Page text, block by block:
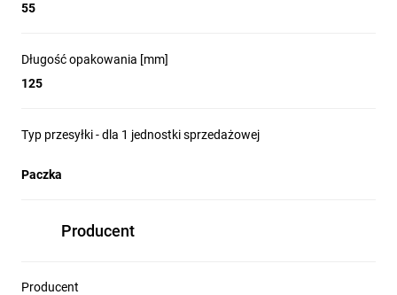
55
Długość opakowania [mm]
125
Typ przesyłki - dla 1 jednostki sprzedażowej
Paczka
Producent
Producent